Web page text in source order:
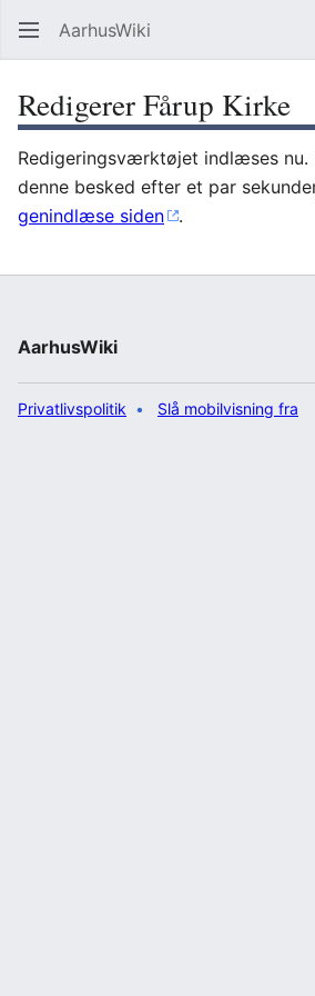
AarhusWiki
Redigerer Fårup Kirke
Redigeringsværktøjet indlæses nu.
denne besked efter et par
genindlæse siden
.
AarhusWiki
Privatlivspolitik Slå mobilvisning fra